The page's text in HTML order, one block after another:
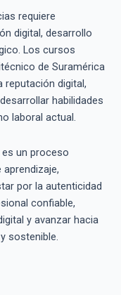
requiere
digital, desarrollo
Los cursos
de Suramérica
reputación digital,
habilidades
laboral actual.
un proceso
por la autenticidad
confiable,
y avanzar hacia
sostenible.